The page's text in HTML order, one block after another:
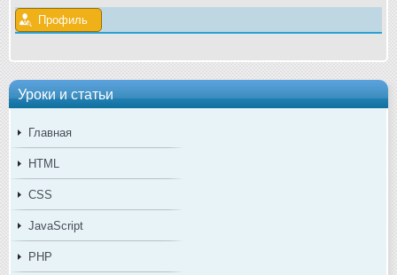
Уроки и статьи
Главная
HTML
CSS
JavaScript
PHP
Профиль